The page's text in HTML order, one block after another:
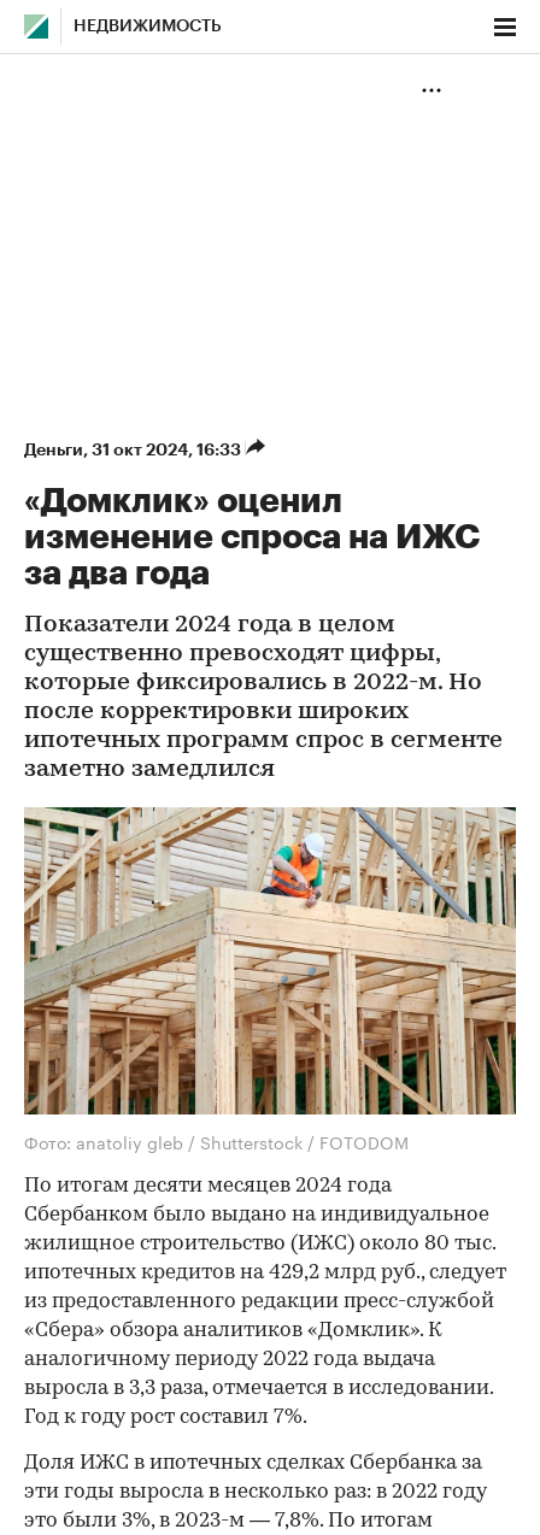
НЕДВИЖИМОСТЬ
Деньги⁠, 31 окт 2024, 16:33
«Домклик» оценил
изменение спроса на ИЖС
за два года
Показатели 2024 года в целом
существенно превосходят цифры,
которые фиксировались в 2022-м. Но
после корректировки широких
ипотечных программ спрос в сегменте
заметно замедлился
Фото: anatoliy gleb / Shutterstock / FOTODOM
По итогам десяти месяцев 2024 года
Сбербанком было выдано на индивидуальное
жилищное строительство (ИЖС) около 80 тыс.
ипотечных кредитов на 429,2 млрд руб., следует
из предоставленного редакции пресс-службой
«Сбера» обзора аналитиков «Домклик». К
аналогичному периоду 2022 года выдача
выросла в 3,3 раза, отмечается в исследовании.
Год к году рост составил 7%.
Доля ИЖС в ипотечных сделках Сбербанка за
эти годы выросла в несколько раз: в 2022 году
это были 3%, в 2023-м — 7,8%. По итогам